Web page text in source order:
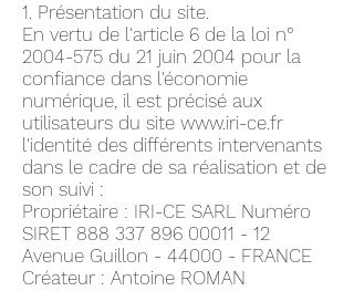
1. Présentation du site.
En vertu de l'article 6 de la loi n°
2004-575 du 21 juin 2004 pour la
confiance dans l'économie
numérique, il est précisé aux
utilisateurs du site www.iri-ce.fr
l'identité des différents intervenants
dans le cadre de sa réalisation et de
son suivi :
Propriétaire : IRI-CE SARL Numéro
SIRET 888 337 896 00011 - 12
Avenue Guillon - 44000 - FRANCE
Créateur : Antoine ROMAN